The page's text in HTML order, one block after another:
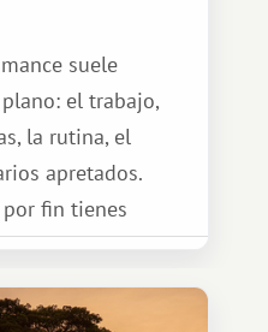
suele
el trabajo,
la rutina, el
apretados.
por fin tienes
de hacer algo
No tiene por
pero sí algo